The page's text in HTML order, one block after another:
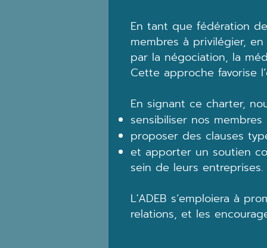
En tant que fédération
membres à privilégier,
par la négociation, la
Cette approche favorise
En signant ce charter,
sensibiliser nos
proposer des clauses
et apporter un soutien
sein de leurs entreprises.
L'ADEB s’emploiera à
relations, et les